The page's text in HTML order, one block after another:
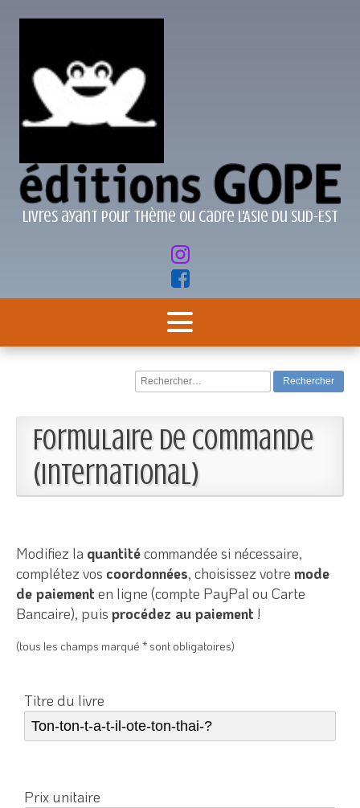
Livres ayant pour thème ou cadre l'Asie du Sud-Est
Rechercher :
Formulaire de commande
(international)
Modifiez la quantitécommandée si nécessaire,
complétez vos coordonnées, choisissez votre mode
de paiement en ligne (compte PayPal ou Carte
Bancaire), puis procédez au paiement !
(tous les champs marqué * sont obligatoires)
Titre du livre
Prix unitaire